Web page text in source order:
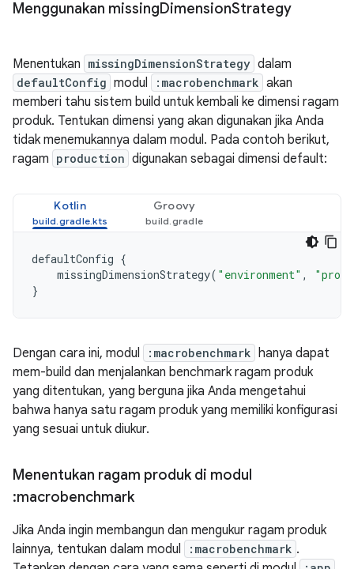
Menggunakan missingDimensionStrategy
Menentukan missingDimensionStrategy dalam
defaultConfig modul :macrobenchmark akan
memberi tahu sistem build untuk kembali ke dimensi ragam
produk. Tentukan dimensi yang akan digunakan jika Anda
tidak menemukannya dalam modul. Pada contoh berikut,
ragam production digunakan sebagai dimensi default:
Kotlin Groovy
defaultConfig {
missingDimensionStrategy( "environment" ,
}
Dengan cara ini, modul :macrobenchmark
hanya dapat
mem-build dan menjalankan benchmark ragam produk
yang ditentukan, yang berguna jika Anda mengetahui
bahwa hanya satu ragam produk yang memiliki konfigurasi
yang sesuai untuk diukur.
Menentukan ragam produk di modul
:macrobenchmark
Jika Anda ingin membangun dan mengukur ragam produk
lainnya, tentukan dalam modul
:macrobenchmark .